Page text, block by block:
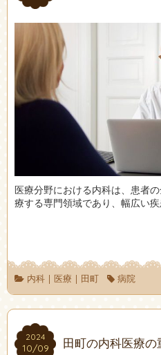
医療分野における内科は、患者
療する専門領域であり、幅広い疾
内科| 医療 | 田町 病院
2024
10/09
2024
10/09 田町の内科医療